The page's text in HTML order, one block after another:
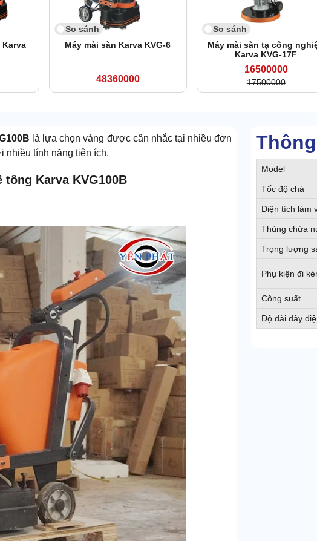
Karva
So sánh
Máy mài sàn Karva KVG-6
48360000
So sánh
Máy mài sàn tạ công
Karva KVG-17F
16500000
17500000
Model
Tốc độ chà
Diện tích làm
Thùng chứa
Trọng lượng
Phụ kiện đi
Công suất
Độ dài dây
là lựa chọn vàng được cân nhắc tại nhiều đơn
nhiều tính năng tiện ích.
Karva KVG100B